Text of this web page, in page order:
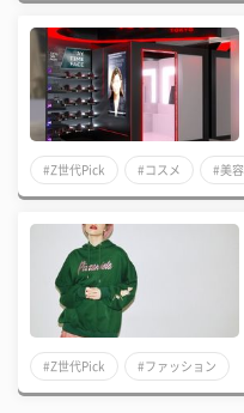
#Z世代Pick #コスメ #美容
#Z世代Pick #ファッション